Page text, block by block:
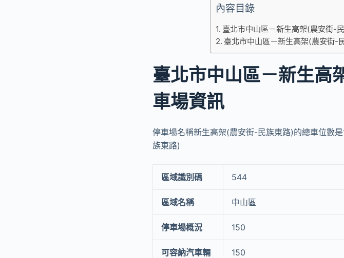
內容目錄
臺北市中山區－新生高架(農安街-
臺北市中山區－新生高架(農安街-
臺北市中山區－新生高
車場資訊
停車場名稱新生高架(農安街-民族東路)的總車位數
族東路)
區域識別碼 544
區域名稱 中山區
停車場概況 150
可容納汽車輛 150